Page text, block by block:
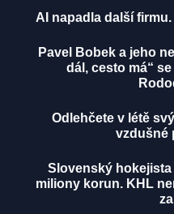
AI napadla další
Pavel Bobek a jeho
dál, cesto má“
Odlehčete v létě
vzdušné
Slovenský
miliony korun. KHL